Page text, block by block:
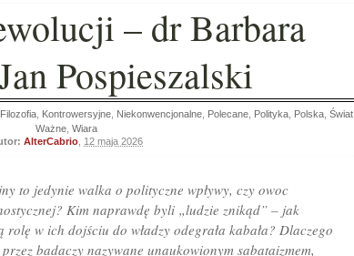
– dr Barbara
Pospieszalski
Filozofia Kontrowersyjne Niekonwencjonalne Polecane Polityka Polska Świat
Ważne Wiara
AlterCabrio 12 maja 2026
to jedynie walka o polityczne wpływy, czy owoc
Kim naprawdę byli „ludzie znikąd” – jak
w ich dojściu do władzy odegrała kabała? Dlaczego
badaczy nazywane unaukowionym sabataizmem,